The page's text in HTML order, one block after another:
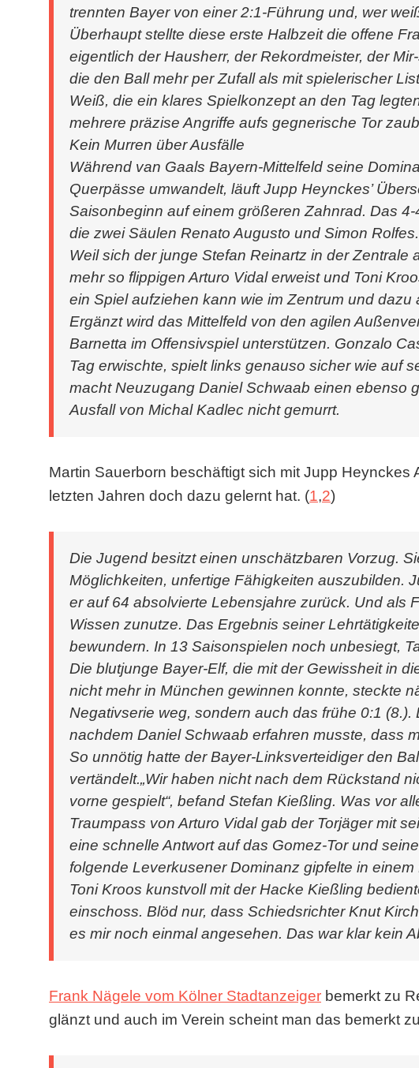
trennten Bayer von einer 2:1-Führung und, wer
Überhaupt stellte diese erste Halbzeit die offene
eigentlich der Hausherr, der Rekordmeister, der
die den Ball mehr per Zufall als mit spielerischer
Weiß, die ein klares Spielkonzept an den Tag
mehrere präzise Angriffe aufs gegnerische Tor
Kein Murren über Ausfälle
Während van Gaals Bayern-Mittelfeld seine
Querpässe umwandelt, läuft Jupp Heynckes’
Saisonbeginn auf einem größeren Zahnrad. Das
die zwei Säulen Renato Augusto und Simon Rolfes.
Weil sich der junge Stefan Reinartz in der
mehr so flippigen Arturo Vidal erweist und Toni
ein Spiel aufziehen kann wie im Zentrum und
Ergänzt wird das Mittelfeld von den agilen
Barnetta im Offensivspiel unterstützen. Gonzalo
Tag erwischte, spielt links genauso sicher wie auf
macht Neuzugang Daniel Schwaab einen ebenso
Ausfall von Michal Kadlec nicht gemurrt.
Martin Sauerborn beschäftigt sich mit Jupp Heynckes
letzten Jahren doch dazu gelernt hat. (1,2)
Die Jugend besitzt einen unschätzbaren Vorzug.
Möglichkeiten, unfertige Fähigkeiten auszubilden.
er auf 64 absolvierte Lebensjahre zurück. Und als
Wissen zunutze. Das Ergebnis seiner
bewundern. In 13 Saisonspielen noch unbesiegt,
Die blutjunge Bayer-Elf, die mit der Gewissheit in
nicht mehr in München gewinnen konnte, steckte
Negativserie weg, sondern auch das frühe 0:1
nachdem Daniel Schwaab erfahren musste, dass
So unnötig hatte der Bayer-Linksverteidiger den
vertändelt.„Wir haben nicht nach dem Rückstand
vorne gespielt“, befand Stefan Kießling. Was vor
Traumpass von Arturo Vidal gab der Torjäger mit
eine schnelle Antwort auf das Gomez-Tor und
folgende Leverkusener Dominanz gipfelte in
Toni Kroos kunstvoll mit der Hacke Kießling
einschoss. Blöd nur, dass Schiedsrichter Knut
es mir noch einmal angesehen. Das war klar kein
Frank Nägele vom Kölner Stadtanzeiger bemerkt zu
glänzt und auch im Verein scheint man das bemerkt